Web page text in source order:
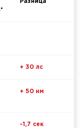
Разница
+ 30 лс
+ 50 нм
-1,7 сек